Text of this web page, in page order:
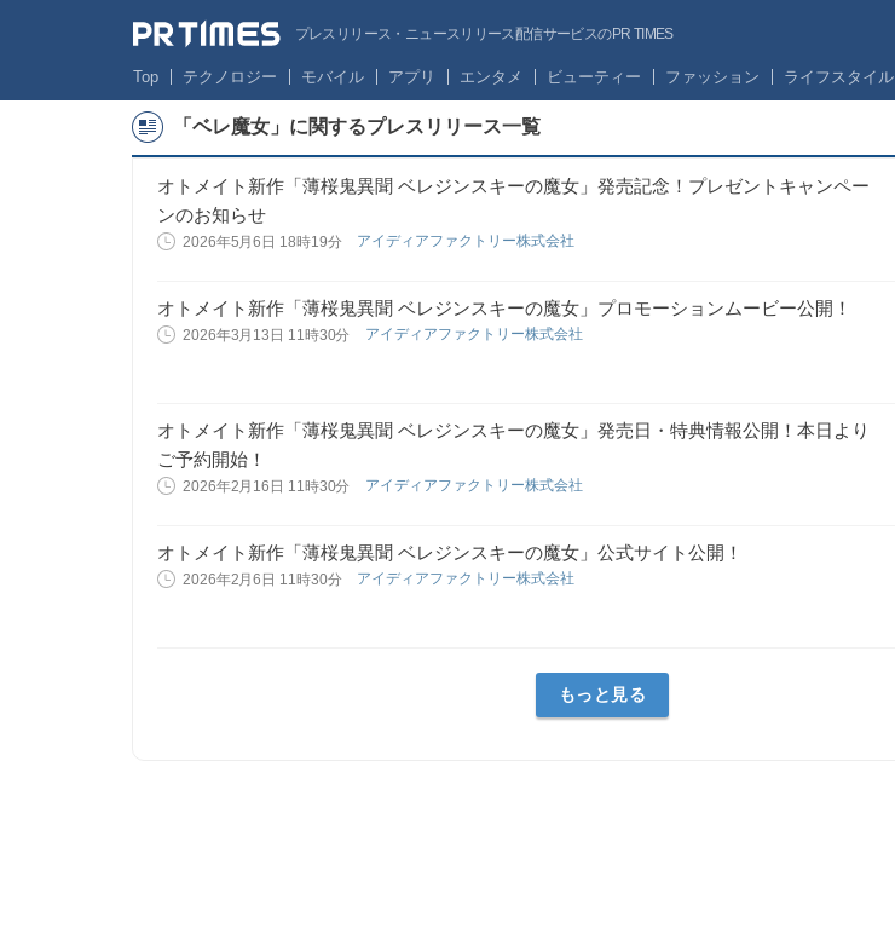
プレスリリース・ニュースリリース配信サービスのPR TIMES
Top テクノロジー モバイル アプリ エンタメ ビューティー ファッション ライフスタイル
「ベレ魔女」に関するプレスリリース一覧
オトメイト新作「薄桜鬼異聞 ベレジンスキーの魔女」発売記念！プレゼントキャンペー
ンのお知らせ
2026年5月6日 18時19分 アイディアファクトリー株式会社
オトメイト新作「薄桜鬼異聞 ベレジンスキーの魔女」プロモーションムービー公開！
2026年3月13日 11時30分 アイディアファクトリー株式会社
オトメイト新作「薄桜鬼異聞 ベレジンスキーの魔女」発売日・特典情報公開！本日より
ご予約開始！
2026年2月16日 11時30分 アイディアファクトリー株式会社
オトメイト新作「薄桜鬼異聞 ベレジンスキーの魔女」公式サイト公開！
2026年2月6日 11時30分 アイディアファクトリー株式会社
もっと見る